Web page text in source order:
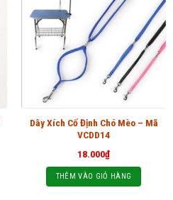
Dây Xích Cố Định Chó Mèo – Mã
VCDD14
18.000₫
THÊM VÀO GIỎ HÀNG